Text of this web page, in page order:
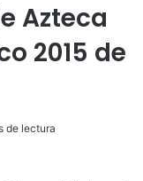
Azteca
2015 de
de lectura